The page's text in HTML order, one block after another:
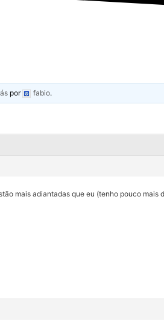
por fabio.
mais adiantadas que eu (tenho pouco mais